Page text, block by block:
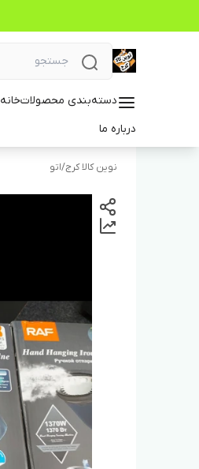
دسته‌بندی محصولاتخانه
درباره ما
نوین کالا کرج/اتو